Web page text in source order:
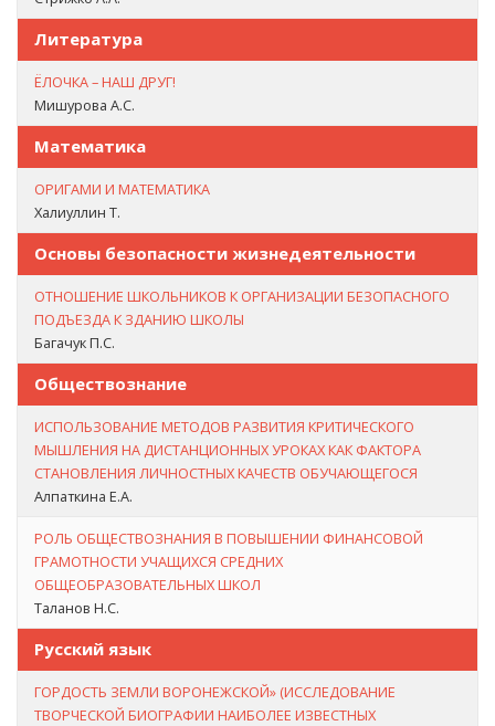
Литература
ЁЛОЧКА – НАШ ДРУГ!
Мишурова А.С.
Математика
ОРИГАМИ И МАТЕМАТИКА
Халиуллин Т.
Основы безопасности жизнедеятельности
ОТНОШЕНИЕ ШКОЛЬНИКОВ К ОРГАНИЗАЦИИ БЕЗОПАСНОГО
ПОДЪЕЗДА К ЗДАНИЮ ШКОЛЫ
Багачук П.С.
Обществознание
ИСПОЛЬЗОВАНИЕ МЕТОДОВ РАЗВИТИЯ КРИТИЧЕСКОГО
МЫШЛЕНИЯ НА ДИСТАНЦИОННЫХ УРОКАХ КАК ФАКТОРА
СТАНОВЛЕНИЯ ЛИЧНОСТНЫХ КАЧЕСТВ ОБУЧАЮЩЕГОСЯ
Алпаткина Е.А.
РОЛЬ ОБЩЕСТВОЗНАНИЯ В ПОВЫШЕНИИ ФИНАНСОВОЙ
ГРАМОТНОСТИ УЧАЩИХСЯ СРЕДНИХ
ОБЩЕОБРАЗОВАТЕЛЬНЫХ ШКОЛ
Таланов Н.С.
Русский язык
ГОРДОСТЬ ЗЕМЛИ ВОРОНЕЖСКОЙ» (ИССЛЕДОВАНИЕ
ТВОРЧЕСКОЙ БИОГРАФИИ НАИБОЛЕЕ ИЗВЕСТНЫХ